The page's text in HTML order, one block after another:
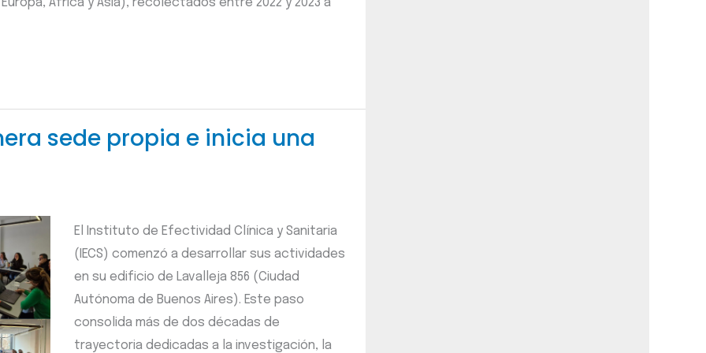
sede propia e inicia una
El Instituto de Efectividad Clínica y Sanitaria
(IECS) comenzó a desarrollar sus actividades
en su edificio de Lavalleja 856 (Ciudad
Autónoma de Buenos Aires). Este paso
consolida más de dos décadas de
trayectoria dedicadas a la investigación, la